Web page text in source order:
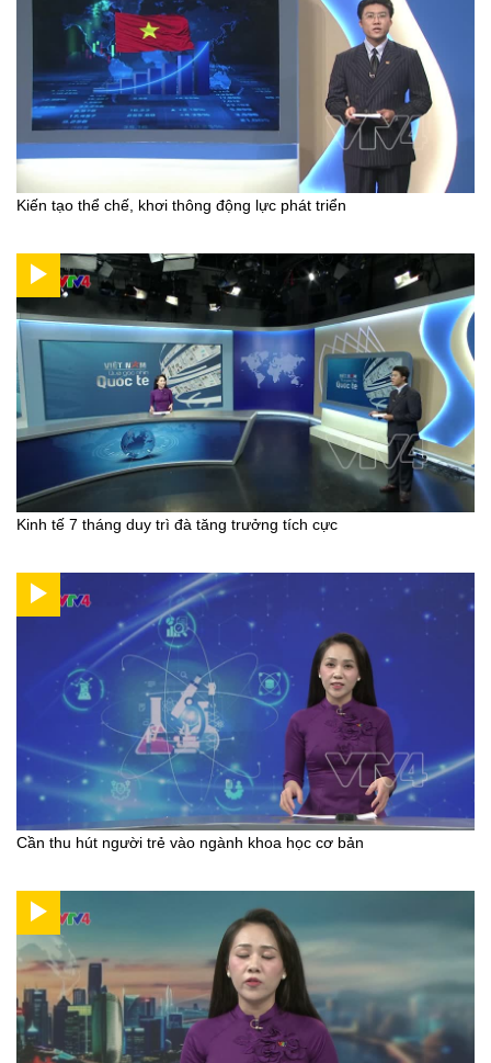
Kiến tạo thể chế, khơi thông động lực phát triển
Kinh tế 7 tháng duy trì đà tăng trưởng tích cực
Cần thu hút người trẻ vào ngành khoa học cơ bản